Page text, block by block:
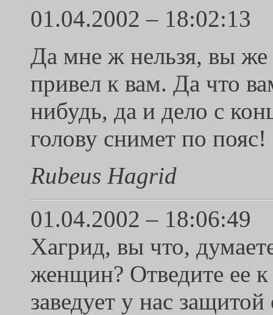
01.04.2002 – 18:02:13
Да мне ж нельзя, вы же
привел к вам. Да что
нибудь, да и дело с
голову снимет по пояс!
Rubeus Hagrid
01.04.2002 – 18:06:49
Хагрид, вы что,
женщин? Отведите ее
заведует у нас